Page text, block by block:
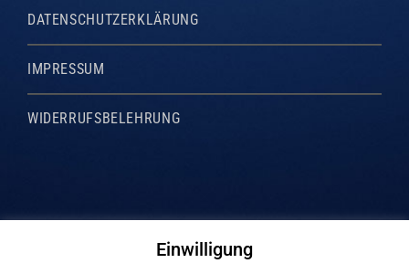
DATENSCHUTZERKLÄRUNG
IMPRESSUM
WIDERRUFSBELEHRUNG
Rechtsanwälte Dr. Krieg, Gill, Gehrke GbR
Rechtsberatung | Steuerberatung | Inkasso
Einwilligung